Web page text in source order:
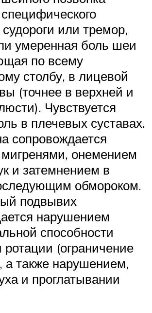
судороги или тремор,
умеренная боль шеи
по всему
столбу, в лицевой
(точнее в верхней и
Чувствуется
в плечевых суставах.
сопровождается
онемением
и затемнением в
обмороком.
подвывих
нарушением
способности
ротации (ограничение
а также нарушением,
и проглатывании